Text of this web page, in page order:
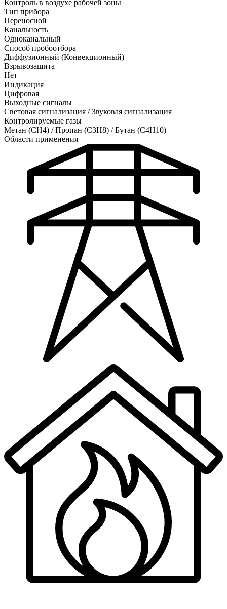
Контроль в воздухе рабочей зоны
Тип прибора
Переносной
Канальность
Одноканальный
Способ пробоотбора
Диффузионный (Конвекционный)
Взрывозащита
Нет
Индикация
Цифровая
Выходные сигналы
Световая сигнализация / Звуковая сигнализация
Контролируемые газы
Метан (CH4) /Пропан (C3H8) /Бутан (C4H10)
Области применения